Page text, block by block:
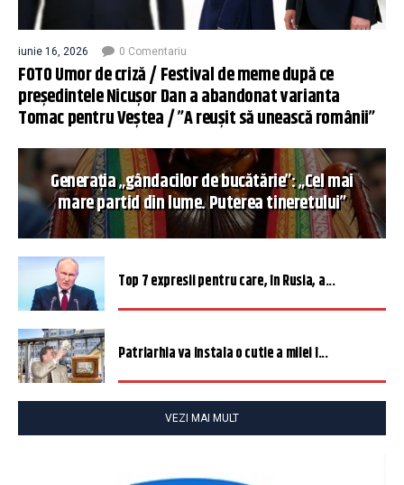
iunie 16, 2026 0 Comentariu
FOTO Umor de criză / Festival de meme după ce
președintele Nicușor Dan a abandonat varianta
Tomac pentru Veștea / ”A reușit să unească românii”
Generația „gândacilor de bucătărie”: „Cel mai
mare partid din lume. Puterea tineretului”
Top 7 expresii pentru care, în Rusia, a...
Patriarhia va instala o cutie a milei î...
VEZI MAI MULT